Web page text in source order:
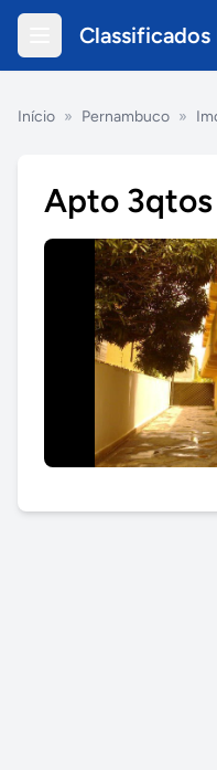
Classificados
Início » Pernambuco »
Apto